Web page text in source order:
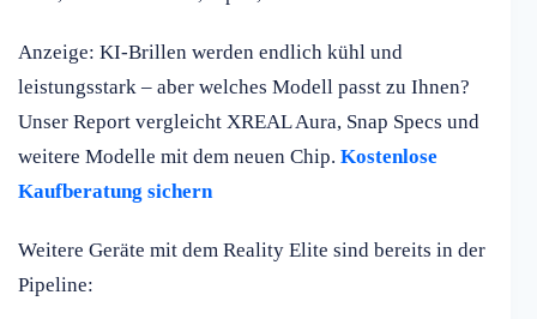
Anzeige: KI-Brillen werden endlich kühl und
leistungsstark – aber welches Modell passt zu Ihnen?
Unser Report vergleicht XREAL Aura, Snap Specs und
weitere Modelle mit dem neuen Chip. Kostenlose
Kaufberatung sichern
Weitere Geräte mit dem Reality Elite sind bereits in der
Pipeline: